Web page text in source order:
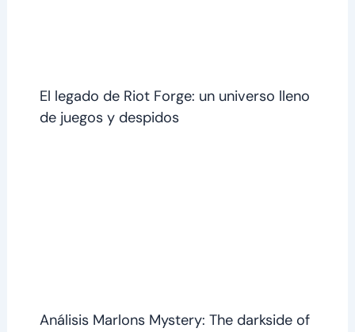
El legado de Riot Forge: un universo lleno
de juegos y despidos
Análisis Marlons Mystery: The darkside of